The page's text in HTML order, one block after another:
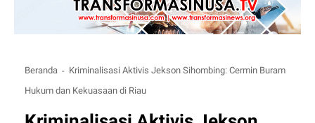
Beranda
Kriminalisasi Aktivis Jekson Sihombing: Cermin Buram
Hukum dan Kekuasaan di Riau